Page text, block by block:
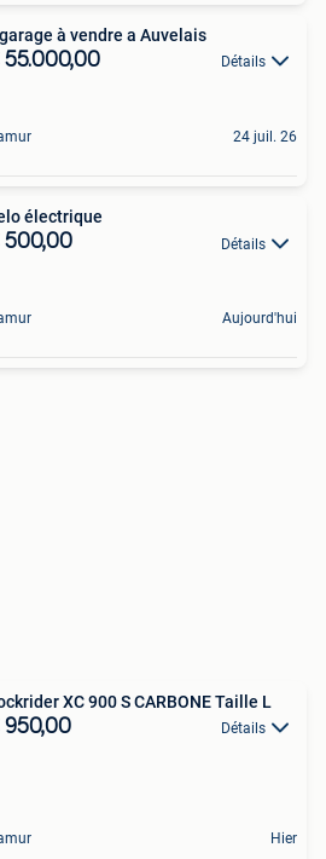
à vendre a Auvelais
55.000,00 Détails
24 juil. 26
électrique
500,00 Détails
Aujourd'hui
XC 900 S CARBONE Taille L
950,00 Détails
Hier